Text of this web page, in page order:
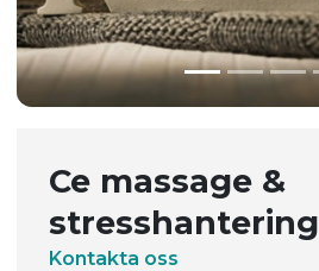
Ce massage &
stresshantering
Kontakta oss